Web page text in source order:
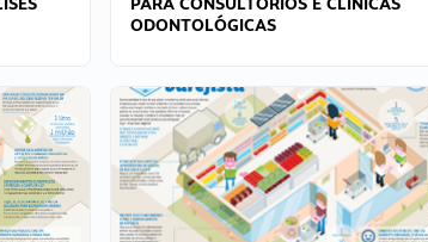
ODONTOLÓGICAS